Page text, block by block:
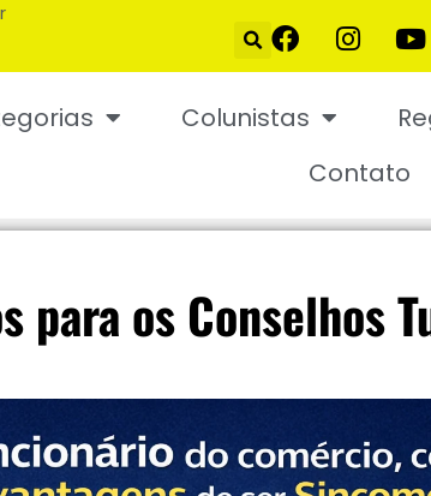
Colunistas
Contato
para os Conselhos